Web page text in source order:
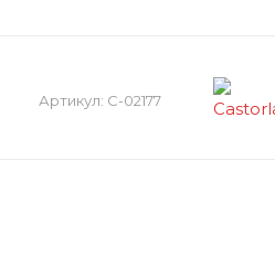
Артикул: C-02177